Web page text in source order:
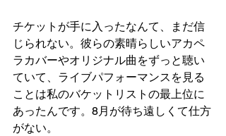
チケットが手に入ったなんて、まだ信
じられない。彼らの素晴らしいアカペ
ラカバーやオリジナル曲をずっと聴い
ていて、ライブパフォーマンスを見る
ことは私のバケットリストの最上位に
あったんです。8月が待ち遠しくて仕方
がない。